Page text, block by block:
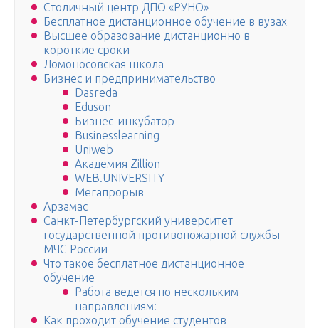
Столичный центр ДПО «РУНО»
Бесплатное дистанционное обучение в вузах
Высшее образование дистанционно в
короткие сроки
Ломоносовская школа
Бизнес и предпринимательство
Dasreda
Eduson
Бизнес-инкубатор
Businesslearning
Uniweb
Академия Zillion
WEB.UNIVERSITY
Мегапрорыв
Арзамас
Санкт-Петербургский университет
государственной противопожарной службы
МЧС России
Что такое бесплатное дистанционное
обучение
Работа ведется по нескольким
направлениям:
Как проходит обучение студентов